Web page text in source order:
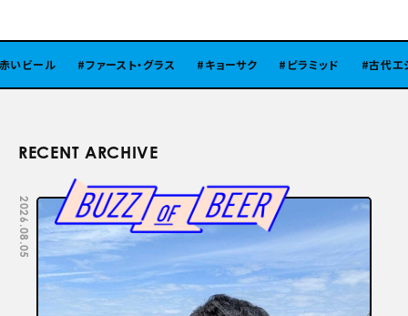
ビール ファースト・グラス キョーサク ピラミッド 古代エジ
RECENT ARCHIVE
2026.08.05